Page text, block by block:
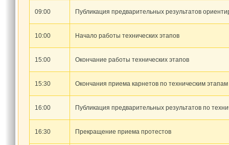
09:00 Публикация предварительных результатов
10:00 Начало работы технических этапов
15:00 Окончание работы технических этапов
15:30 Окончания приема карнетов по техническим этапам
16:00 Публикация предварительных результатов по
16:30 Прекращение приема протестов